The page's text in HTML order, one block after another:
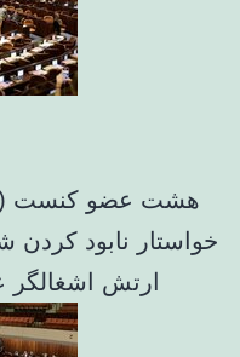
هشت عضو کنست
خواستار نابود کردن
ارتش اشغالگر